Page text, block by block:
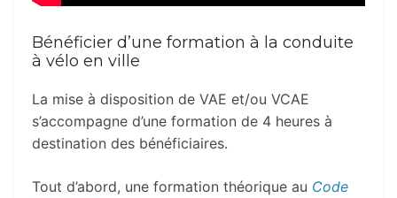
Bénéficier d’une formation à la conduite
à vélo en ville
La mise à disposition de VAE et/ou VCAE
s’accompagne d’une formation de 4 heures à
destination des bénéficiaires.
Tout d’abord, une formation théorique au Code